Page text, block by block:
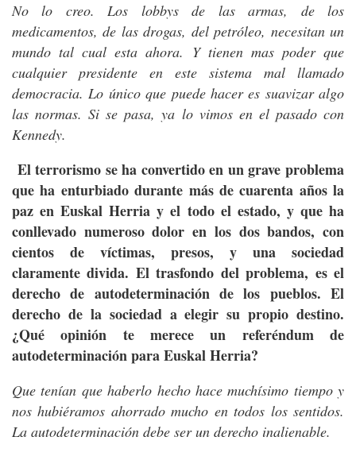
No lo creo. Los lobbys de las armas, de los
medicamentos, de las drogas, del petróleo, necesitan un
mundo tal cual esta ahora. Y tienen mas poder que
cualquier presidente en este sistema mal llamado
democracia. Lo único que puede hacer es suavizar algo
las normas. Si se pasa, ya lo vimos en el pasado con
Kennedy.
El terrorismo se ha convertido en un grave problema
que ha enturbiado durante más de cuarenta años la
paz en Euskal Herria y el todo el estado, y que ha
conllevado numeroso dolor en los dos bandos, con
cientos de víctimas, presos, y una sociedad
claramente divida. El trasfondo del problema, es el
derecho de autodeterminación de los pueblos. El
derecho de la sociedad a elegir su propio destino.
¿Qué opinión te merece un referéndum de
autodeterminación para Euskal Herria?
Que tenían que haberlo hecho hace muchísimo tiempo y
nos hubiéramos ahorrado mucho en todos los sentidos.
La autodeterminación debe ser un derecho inalienable.